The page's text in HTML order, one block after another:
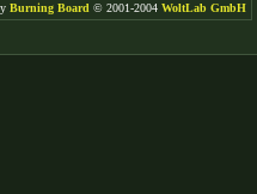
Burning Board © 2001-2004 WoltLab GmbH